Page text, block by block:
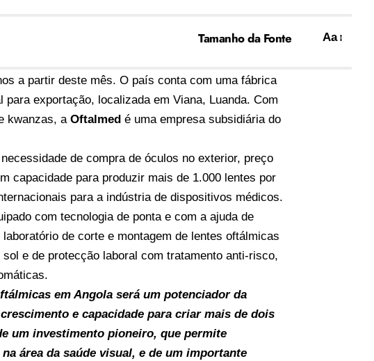
Tamanho da Fonte Aa
a partir deste mês. O país conta com uma fábrica
exportação, localizada em Viana, Luanda. Com
kwanzas, a Oftalmed é uma empresa subsidiária do
de compra de óculos no exterior, preço
capacidade para produzir mais de 1.000 lentes por
para a indústria de dispositivos médicos.
com tecnologia de ponta e com a ajuda de
de corte e montagem de lentes oftálmicas
e de protecção laboral com tratamento anti-risco,
em Angola será um potenciador da
e capacidade para criar mais de dois
um investimento pioneiro, que permite
área da saúde visual, e de um importante